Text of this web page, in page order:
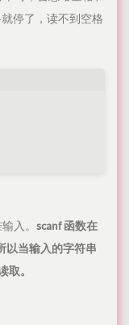
停了，读不到空格
入。 scanf 函数在
以当输入的字符串
。